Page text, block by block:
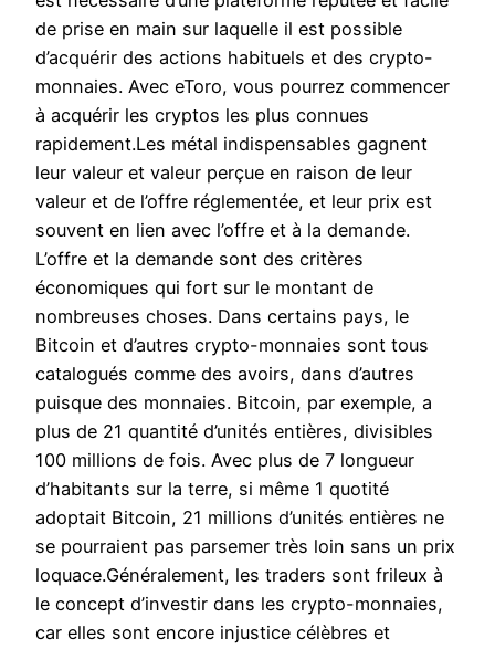
de prise en main sur laquelle il est possible
d’acquérir des actions habituels et des crypto-
monnaies. Avec eToro, vous pourrez commencer
à acquérir les cryptos les plus connues
rapidement.Les métal indispensables gagnent
leur valeur et valeur perçue en raison de leur
valeur et de l’offre réglementée, et leur prix est
souvent en lien avec l’offre et à la demande.
L’offre et la demande sont des critères
économiques qui fort sur le montant de
nombreuses choses. Dans certains pays, le
Bitcoin et d’autres crypto-monnaies sont tous
catalogués comme des avoirs, dans d’autres
puisque des monnaies. Bitcoin, par exemple, a
plus de 21 quantité d’unités entières, divisibles
100 millions de fois. Avec plus de 7 longueur
d’habitants sur la terre, si même 1 quotité
adoptait Bitcoin, 21 millions d’unités entières ne
se pourraient pas parsemer très loin sans un prix
loquace.Généralement, les traders sont frileux à
le concept d’investir dans les crypto-monnaies,
car elles sont encore injustice célèbres et